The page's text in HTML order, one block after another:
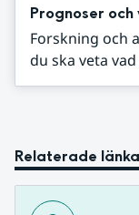
Prognoser
Forskning och
du ska veta
Relaterade